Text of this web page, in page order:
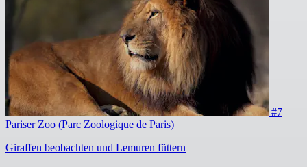
#7
Pariser Zoo (Parc Zoologique de Paris)
Giraffen beobachten und Lemuren füttern